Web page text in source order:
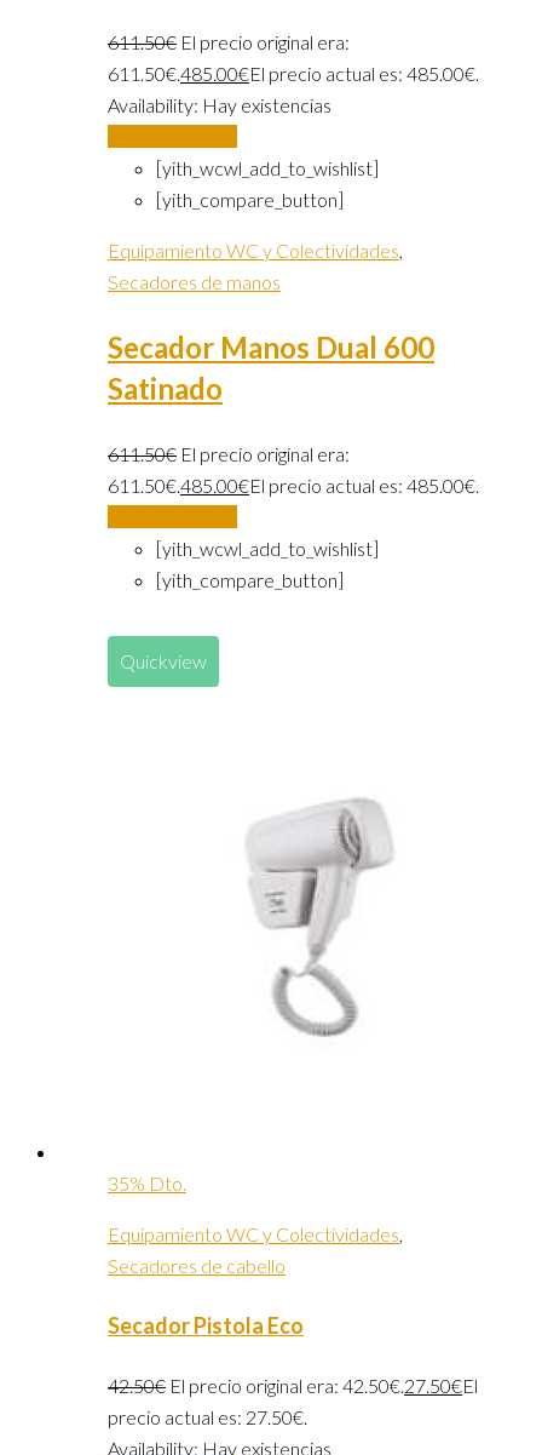
611.50€ El precio original era:
611.50€.485.00€El precio actual es: 485.00€.
Availability: Hay existencias
[yith_wcwl_add_to_wishlist]
[yith_compare_button]
Equipamiento WC y Colectividades,
Secadores de manos
Secador Manos Dual 600
Satinado
611.50€ El precio original era:
611.50€.485.00€El precio actual es: 485.00€.
[yith_wcwl_add_to_wishlist]
[yith_compare_button]
Quickview
35% Dto.
Equipamiento WC y Colectividades,
Secadores de cabello
Secador Pistola Eco
42.50€ El precio original era: 42.50€.27.50€El
precio actual es: 27.50€.
Availability: Hay existencias